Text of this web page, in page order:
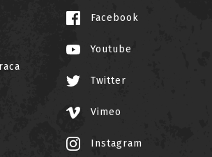
Facebook
Youtube
Twitter
Vimeo
Instagram